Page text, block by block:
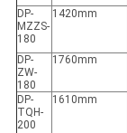
DP-
MZZS-
180
1420mm
DP-
ZW-
180
1760mm
DP-
TQH-
200
1610mm